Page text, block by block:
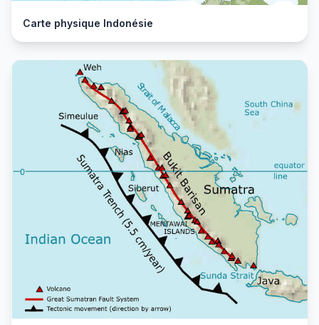
Carte physique Indonésie